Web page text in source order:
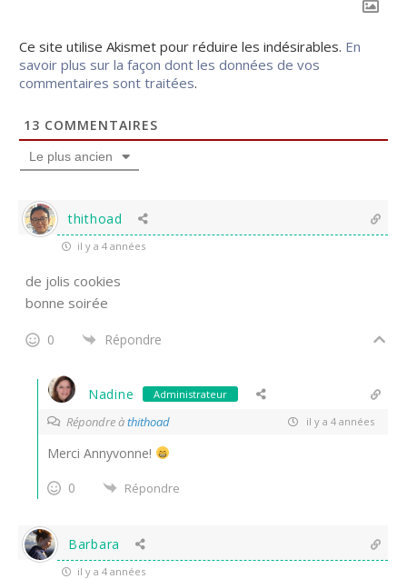
Ce site utilise Akismet pour réduire les indésirables. En
savoir plus sur la façon dont les données de vos
commentaires sont traitées.
13 COMMENTAIRES
Le plus ancien
thithoad
il y a 4 années
de jolis cookies
bonne soirée
0 Répondre
Nadine Administrateur
Répondre àthithoad il y a 4 années
Merci Annyvonne!
0
Répondre
Barbara
il y a 4 années